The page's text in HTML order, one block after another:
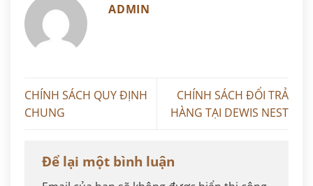
ADMIN
CHÍNH SÁCH QUY ĐỊNH
CHUNG
CHÍNH SÁCH ĐỔI TRẢ
HÀNG TẠI DEWIS NEST
Để lại một bình luận